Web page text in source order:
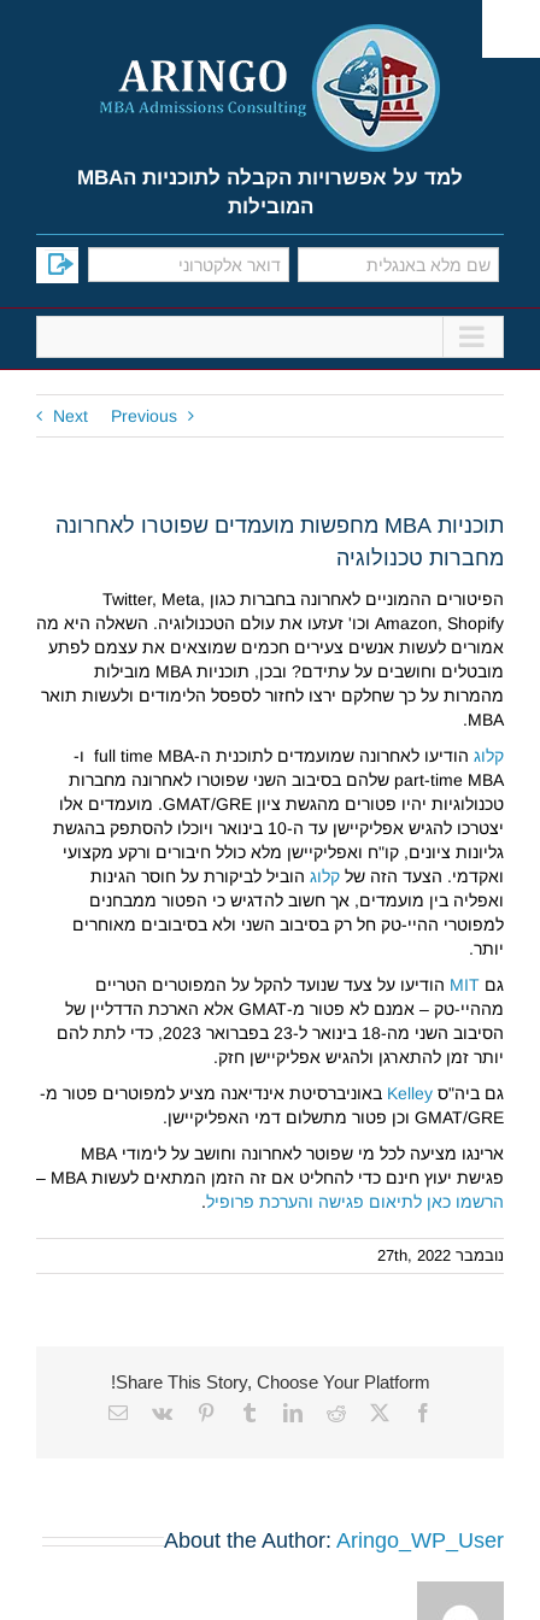
content
למד על אפשרויות הקבלה לתוכניות הMBA
המובילות
Previous
Next
תוכניות MBA מחפשות מועמדים שפוטרו לאחרונה
מחברות טכנולוגיה
הפיטורים ההמוניים לאחרונה בחברות כגון Twitter, Meta,
Amazon, Shopify וכו' זעזעו את עולם הטכנולוגיה. השאלה היא מה
אמורים לעשות אנשים צעירים חכמים שמוצאים את עצמם לפתע
מובטלים וחושבים על עתידם? ובכן, תוכניות MBA מובילות
מהמרות על כך שחלקם ירצו לחזור לספסל הלימודים ולעשות תואר
MBA.
קלוג
הודיעו לאחרונה שמועמדים לתוכנית ה-full time MBA ו-
part-time MBA שלהם בסיבוב השני שפוטרו לאחרונה מחברות
טכנולוגיות יהיו פטורים מהגשת ציון GMAT/GRE. מועמדים אלו
יצטרכו להגיש אפליקיישן עד ה-10 בינואר ויוכלו להסתפק בהגשת
גליונות ציונים, קו"ח ואפליקיישן מלא כולל חיבורים ורקע מקצועי
ואקדמי. הצעד הזה של קלוגהוביל לביקורת על חוסר הגינות
ואפליה בין מועמדים, אך חשוב להדגיש כי הפטור ממבחנים
למפוטרי ההיי-טק חל רק בסיבוב השני ולא בסיבובים מאוחרים
יותר.
גם MIT הודיעו על צעד שנועד להקל על המפוטרים הטריים
מההיי-טק – אמנם לא פטור מ-GMAT אלא הארכת הדדליין של
הסיבוב השני מה-18 בינואר ל-23 בפברואר 2023, כדי לתת להם
יותר זמן להתארגן ולהגיש אפליקיישן חזק.
גם ביה"ס Kelley באוניברסיטת אינדיאנה מציע למפוטרים פטור מ-
GMAT/GRE וכן פטור מתשלום דמי האפליקיישן.
ארינגו מציעה לכל מי שפוטר לאחרונה וחושב על לימודי MBA
פגישת יעוץ חינם כדי להחליט אם זה הזמן המתאים לעשות MBA –
הרשמו כאן לתיאום פגישה והערכת פרופיל.
נובמבר 27th, 2022
Share This Story, Choose Your Platform!
Facebook
X
Reddit
LinkedIn
Tumblr
Pinterest
Vk
Email
About the Author: Aringo_WP_User